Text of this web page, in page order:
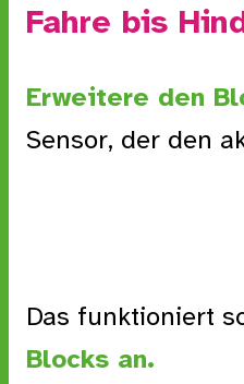
Fahre bis
Erweitere den
Sensor, der den
Das funktioniert
Blocks an.